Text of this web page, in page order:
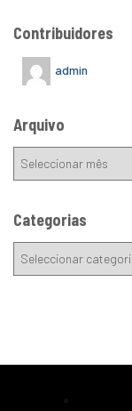
Contribuidores
admin
Arquivo
Categorias